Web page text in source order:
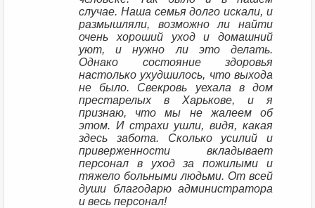
случае. Наша семья долго искали, и
размышляли, возможно ли найти
очень хороший уход и домашний
уют, и нужно ли это делать.
Однако состояние здоровья
настолько ухудшилось, что выхода
не было. Свекровь уехала в дом
престарелых в Харькове, и я
признаю, что мы не жалеем об
этом. И страхи ушли, видя, какая
здесь забота. Сколько усилий и
приверженности вкладывает
персонал в уход за пожилыми и
тяжело больными людьми. От всей
души благодарю администратора
и весь персонал!